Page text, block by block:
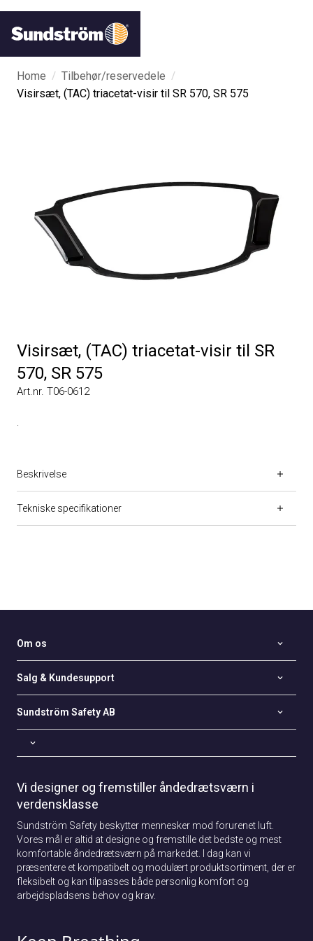
Home / Tilbehør/reservedele /
Visirsæt, (TAC) triacetat-visir til SR 570, SR 575
Visirsæt, (TAC) triacetat-visir til SR
570, SR 575
Art.nr. T06-0612
Beskrivelse
Tekniske specifikationer
Om os
Salg & Kundesupport
Sundström Safety AB
Vi designer og fremstiller åndedrætsværn i
verdensklasse
Sundström Safety beskytter mennesker mod forurenet luft.
Vores mål er altid at designe og fremstille det bedste og mest
komfortable åndedrætsværn på markedet. I dag kan vi
præsentere et kompatibelt og modulært produktsortiment, der er
fleksibelt og kan tilpasses både personlig komfort og
arbejdspladsens behov og krav.